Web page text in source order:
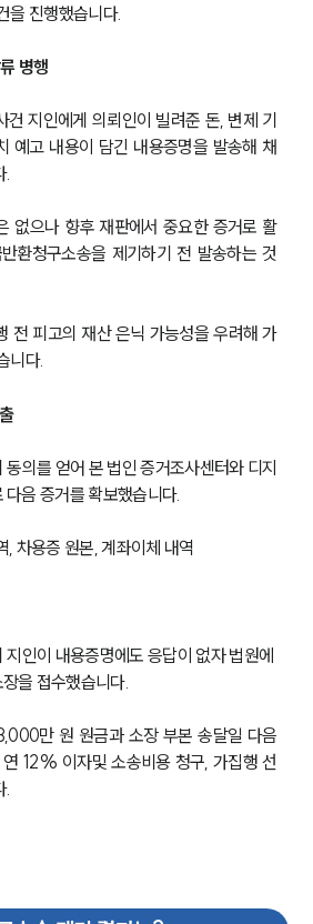
을 진행했습니다.
병행
건 지인에게 의뢰인이 빌려준 돈, 변제 기
예고 내용이 담긴 내용증명을 발송해 채
.
없으나 향후 재판에서 중요한 증거로 활
환청구소송을 제기하기 전 발송하는 것
전 피고의 재산 은닉 가능성을 우려해 가
니다.
의를 얻어 본 법인 증거조사센터와 디지
음 증거를 확보했습니다.
차용증 원본, 계좌이체 내역
지인이 내용증명에도 응답이 없자 법원에
을 접수했습니다.
만 원 원금과 소장 부본 송달일 다음
12% 이자및 소송비용 청구, 가집행 선
.